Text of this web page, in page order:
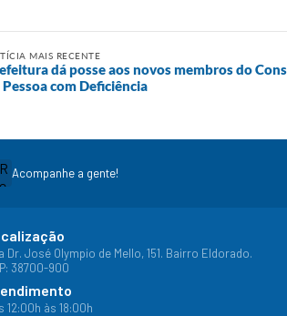
MAIS RECENTE
dá posse aos novos membros do
Pessoa com Deficiência
Acompanhe a gente!
Dr. José Olympio de Mello, 151. Bairro Eldorado.
38700-900
12:00h às 18:00h